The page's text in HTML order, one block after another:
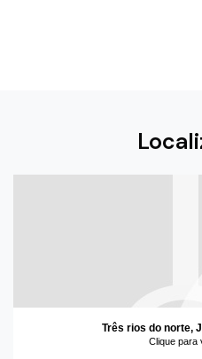
Três rios do norte,
Clique para